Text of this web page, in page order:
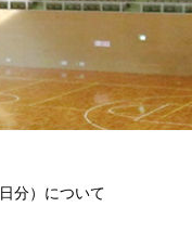
分）について